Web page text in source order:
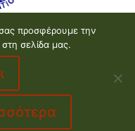
and Development
προσφέρουμε την
σελίδα μας.